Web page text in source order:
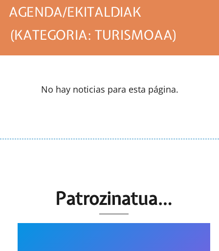
AGENDA/EKITALDIAK
(KATEGORIA: TURISMOAA)
No hay noticias para esta página.
Patrozinatua…